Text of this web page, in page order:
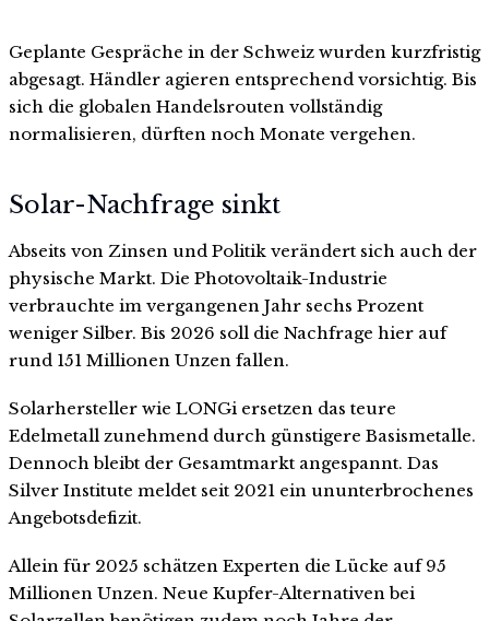
Geplante Gespräche in der Schweiz wurden kurzfristig
abgesagt. Händler agieren entsprechend vorsichtig. Bis
sich die globalen Handelsrouten vollständig
normalisieren, dürften noch Monate vergehen.
Solar-Nachfrage sinkt
Abseits von Zinsen und Politik verändert sich auch der
physische Markt. Die Photovoltaik-Industrie
verbrauchte im vergangenen Jahr sechs Prozent
weniger Silber. Bis 2026 soll die Nachfrage hier auf
rund 151 Millionen Unzen fallen.
Solarhersteller wie LONGi ersetzen das teure
Edelmetall zunehmend durch günstigere Basismetalle.
Dennoch bleibt der Gesamtmarkt angespannt. Das
Silver Institute meldet seit 2021 ein ununterbrochenes
Angebotsdefizit.
Allein für 2025 schätzen Experten die Lücke auf 95
Millionen Unzen. Neue Kupfer-Alternativen bei